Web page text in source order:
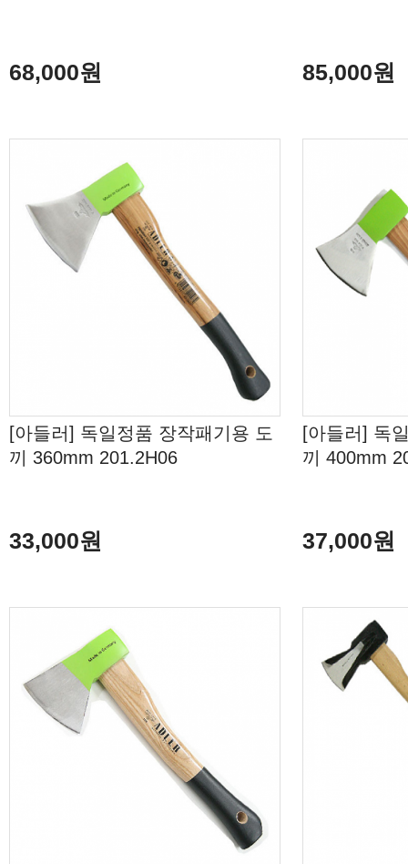
68,000원 85,000원
[아들러] 독일정품 장작패기용 도
끼 360mm 201.2H06
33,000원
[아들러] 독
끼 400mm
37,000원